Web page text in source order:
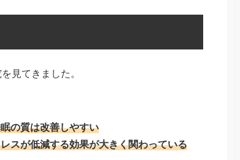
見てきました。
の質は改善しやすい
スが低減する効果が大きく関わっている